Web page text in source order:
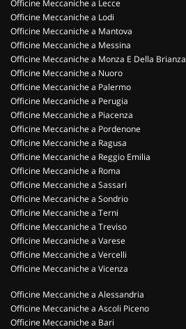
Officine Meccaniche a Lecce
Officine Meccaniche a Lodi
Officine Meccaniche a Mantova
Officine Meccaniche a Messina
Officine Meccaniche a Monza E Della Brianza
Officine Meccaniche a Nuoro
Officine Meccaniche a Palermo
Officine Meccaniche a Perugia
Officine Meccaniche a Piacenza
Officine Meccaniche a Pordenone
Officine Meccaniche a Ragusa
Officine Meccaniche a Reggio Emilia
Officine Meccaniche a Roma
Officine Meccaniche a Sassari
Officine Meccaniche a Sondrio
Officine Meccaniche a Terni
Officine Meccaniche a Treviso
Officine Meccaniche a Varese
Officine Meccaniche a Vercelli
Officine Meccaniche a Vicenza
Officine Meccaniche a Alessandria
Officine Meccaniche a Ascoli Piceno
Officine Meccaniche a Bari